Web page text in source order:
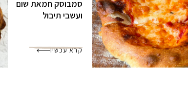
סמבוסק חמאת שום
ועשבי תיבול
קרא עכשיו